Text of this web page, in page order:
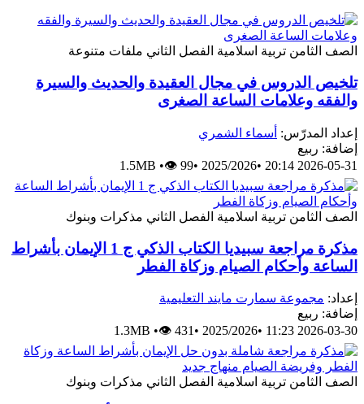
الصف الثامن تربية اسلامية الفصل الثاني ملفات متنوعة
تلخيص الدروس في مجال العقيدة والحديث والسيرة
والفقه وعلامات الساعة الصغرى
إعداد المدرّس: أسماء الشمري
إضافة: ربيع
2026-05-31 20:14
•
2025/2026
•
1.5MB •👁 99
الصف الثامن تربية اسلامية الفصل الثاني مذكرات وبنوك
مذكرة مراجعة سبيديا الكتاب الذكي ج 1 الإيمان بأشراط
الساعة وأحكام الصيام وزكاة الفطر
إعداد: مجموعة سمارت مايند التعليمية
إضافة: ربيع
2026-03-30 11:23
•
2025/2026
•
1.3MB •👁 431
الصف الثامن تربية اسلامية الفصل الثاني مذكرات وبنوك